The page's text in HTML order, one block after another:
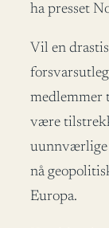
ha presset
Vil en
medlemmer
være
uunnværlige
nå
Europa.